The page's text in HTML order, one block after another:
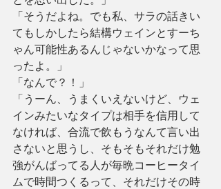
「そうだよね。でも私、サラの話きい
てもしかしたら結構ウェインとすーち
ゃん可能性あるんじゃないかなって思
ったよ。」
「なんで？！」
「うーん、うまくいえないけど、ウェ
インみたいなタイプは相手を信用して
なければ、合流で飲もうなんて言い出
さないと思うし、そもそもそれだけ勉
強がんばってる人が毎晩コーヒータイ
ムで時間つくるって、それだけその時